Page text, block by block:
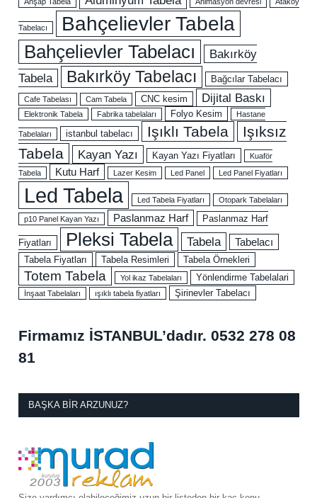
Tabelacı Bahçelievler Tabela
Bahçelievler Tabelacı
Bakırköy
Tabela
Bakırköy Tabelacı Bağcılar Tabelacı
Cafe Tabelası Cam Tabela CNC kesim Dijital Baskı
Elektronik Tabela Fabrika tabelaları Folyo Kesim Hastane
Tabelaları istanbul tabelacı Işıklı Tabela
Işıksız
Tabela
Kayan Yazı Kayan Yazı Fiyatları
Kuaför
Tabela
Kutu Harf Lazer Kesim Led Panel Led Panel Fiyatları
Led Tabela Led Tabela Fiyatları Otopark Tabelaları
p10 Panel Kayan Yazı Paslanmaz Harf Paslanmaz Harf
Fiyatları Pleksi Tabela Tabela Tabelacı
Tabela Fiyatları Tabela Resimleri Tabela Örnekleri
Totem Tabela Yol ikaz Tabelaları Yönlendirme Tabelalari
İnşaat Tabelaları ışıklı tabela fiyatları Şirinevler Tabelacı
Firmamız İSTANBUL’dadır. 0532 278 08
81
BAŞKA BIR ARZUNUZ?